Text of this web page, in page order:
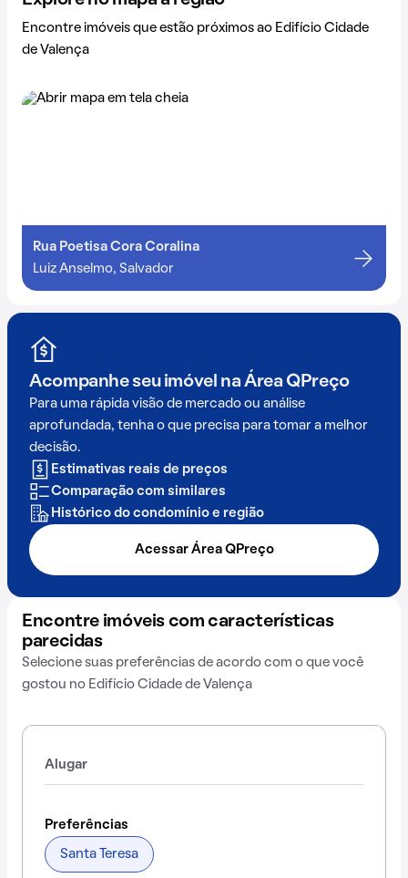
Encontre imóveis que estão próximos ao Edifício Cidade
de Valença
Rua Poetisa Cora Coralina
Luiz Anselmo, Salvador
Acompanhe seu imóvel na Área QPreço
Para uma rápida visão de mercado ou análise
aprofundada, tenha o que precisa para tomar a melhor
decisão.
Estimativas reais de preços
Comparação com similares
Histórico do condomínio e região
Acessar Área QPreço
Encontre imóveis com características
parecidas
Selecione suas preferências de acordo com o que você
gostou no Edifício Cidade de Valença
Alugar
Preferências
Santa Teresa